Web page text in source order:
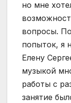
но мне
вопросы.
попыток, я
Елену
музыкой
работы с
занятие